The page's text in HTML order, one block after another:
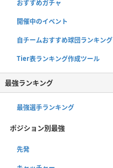
おすすめガチャ
開催中のイベント
自チームおすすめ球団ランキング
Tier表ランキング作成ツール
最強ランキング
最強選手ランキング
ポジション別最強
先発